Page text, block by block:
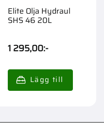
Elite Olja Hydraul
SHS 46 20L
1 295,00:-